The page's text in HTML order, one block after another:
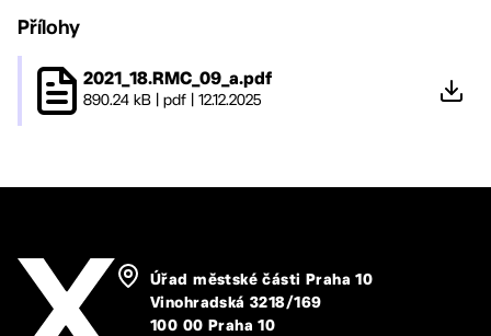
Přílohy
2021_18.RMC_09_a.pdf
890.24 kB pdf 12.12.2025
Úřad městské části Praha 10
Vinohradská 3218/169
100 00 Praha 10